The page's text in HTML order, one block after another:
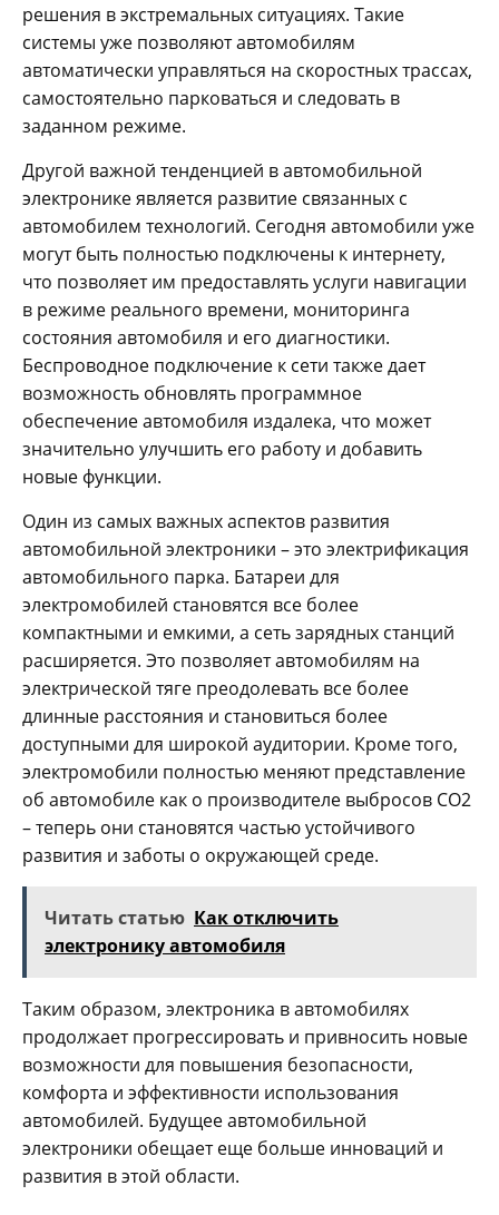
решения в экстремальных ситуациях. Такие
системы уже позволяют автомобилям
автоматически управляться на скоростных трассах,
самостоятельно парковаться и следовать в
заданном режиме.
Другой важной тенденцией в автомобильной
электронике является развитие связанных с
автомобилем технологий. Сегодня автомобили уже
могут быть полностью подключены к интернету,
что позволяет им предоставлять услуги навигации
в режиме реального времени, мониторинга
состояния автомобиля и его диагностики.
Беспроводное подключение к сети также дает
возможность обновлять программное
обеспечение автомобиля издалека, что может
значительно улучшить его работу и добавить
новые функции.
Один из самых важных аспектов развития
автомобильной электроники – это электрификация
автомобильного парка. Батареи для
электромобилей становятся все более
компактными и емкими, а сеть зарядных станций
расширяется. Это позволяет автомобилям на
электрической тяге преодолевать все более
длинные расстояния и становиться более
доступными для широкой аудитории. Кроме того,
электромобили полностью меняют представление
об автомобиле как о производителе выбросов CO2
– теперь они становятся частью устойчивого
развития и заботы о окружающей среде.
Читать статью Как отключить
электронику автомобиля
Таким образом, электроника в автомобилях
продолжает прогрессировать и привносить новые
возможности для повышения безопасности,
комфорта и эффективности использования
автомобилей. Будущее автомобильной
электроники обещает еще больше инноваций и
развития в этой области.